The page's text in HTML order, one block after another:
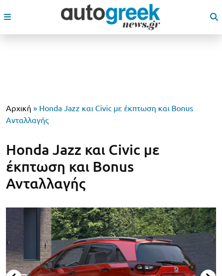
Αρχική » Honda Jazz και Civic με έκπτωση και Bonus
Ανταλλαγής
Honda Jazz και Civic με
έκπτωση και Bonus
Ανταλλαγής